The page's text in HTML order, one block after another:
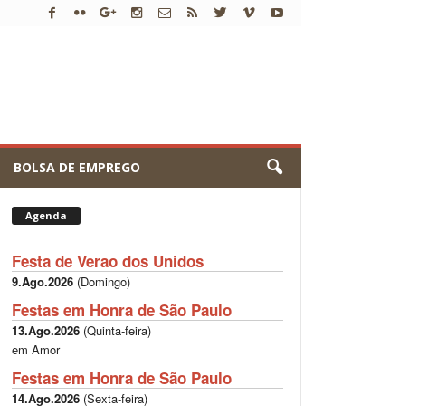
BOLSA DE EMPREGO
Agenda
Festa de Verao dos Unidos
9.Ago.2026(Domingo)
Festas em Honra de São Paulo
13.Ago.2026(Quinta-feira)
em Amor
Festas em Honra de São Paulo
14.Ago.2026(Sexta-feira)